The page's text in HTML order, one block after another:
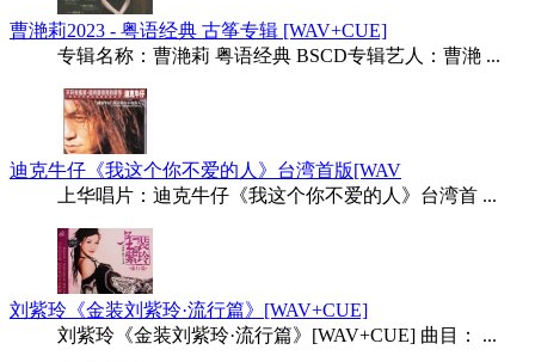
曹滟莉2023 - 粤语经典 古筝专辑 [WAV+CUE]
专辑名称：曹滟莉 粤语经典 BSCD专辑艺人：曹滟 ...
迪克牛仔《我这个你不爱的人》台湾首版[WAV
上华唱片：迪克牛仔《我这个你不爱的人》台湾首 ...
刘紫玲《金装刘紫玲·流行篇》[WAV+CUE]
刘紫玲《金装刘紫玲·流行篇》[WAV+CUE] 曲目： ...